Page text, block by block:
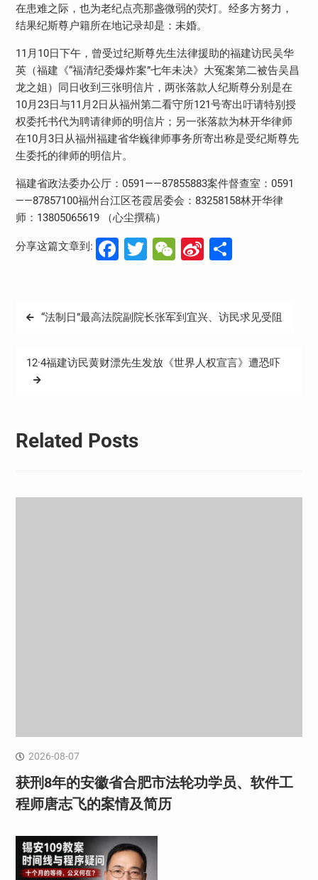
在患难之际，也为老纪点亮那盏微弱的荧灯。经多方努力，
结果纪斯尊户籍所在地记录却是：未婚。
11月10日下午，曾受过纪斯尊先生法律援助的福建访民吴华
英（福建《“福清纪委爆炸案”七年未决》大冤案第二被告吴昌
龙之姐）同日收到三张明信片，两张落款人纪斯尊分别是在
10月23日与11月2日从福州第二看守所121号寄出吁请特别授
权委托书代为聘请律师的明信片；另一张落款为林开华律师
在10月3日从福州福建省华巍律师事务所寄出称是受纪斯尊先
生委托的律师的明信片。
福建省政法委办公厅：0591——87855883案件督查室：0591
——87857100福州台江区苍霞居委会：83258158林开华律
师：13805065619 （心尘撰稿）
分享这篇文章到: Facebook
Twitter
WeChat
Sina分
文
导
“法制日”最高法院副院长张军到宜兴、访民求见受阻
12·4福建访民黄财漂先生发放《世界人权宣言》遭恐吓
Related Posts
2026-08-07
获刑8年的安徽省合肥市法轮功学员、软件工
程师唐志飞的案情及简历